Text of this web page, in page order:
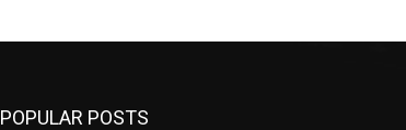
POPULAR POSTS